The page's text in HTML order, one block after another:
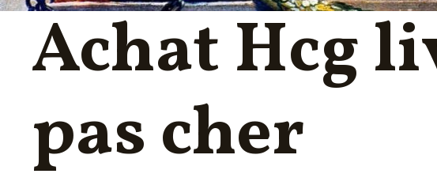
Achat Hcg
pas cher